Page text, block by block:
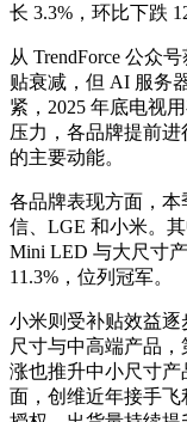
长 3.3%，环比下跌
从 TrendForce 公众
贴衰减，但 AI 服务
紧，2025 年底电视
压力，各品牌提前
的主要动能。
各品牌表现方面，
信、LGE 和小米。
Mini LED 与大尺寸
11.3%，位列冠军。
小米则受补贴效益
尺寸与中高端产品
涨也推升中小尺寸
面，创维近年接手